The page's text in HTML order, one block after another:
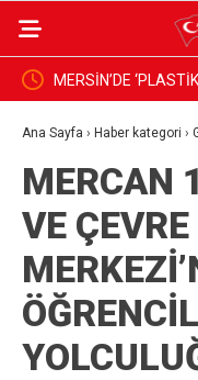
Mekke Ortak
Ana Sayfa › Haber kategori ›
MERCAN
VE